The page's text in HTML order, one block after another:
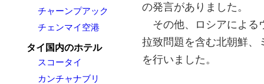
チャーンプアック
チェンマイ空港
タイ国内のホテル
スコータイ
カンチャナブリ
の発言がありました。
その他、ロシアによる
拉致問題を含む北朝鮮、
を行いました。